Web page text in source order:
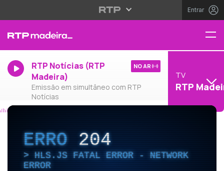
Entrar
RTP Notícias (RTP
Madeira)
Emissão em simultâneo com RTP
Notícias
NO AR
TV
RTP
ERRO204
HLS.JS FATAL ERROR - NETWORK
ERROR